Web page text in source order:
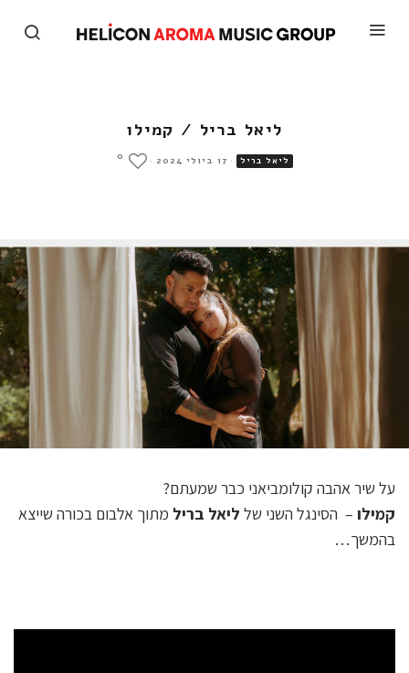
ליאל בריל / קמילו
ליאל בריל · 17 ביולי 2024 ·
0
על שיר אהבה קולומביאני כבר שמעתם?
קמילו – הסינגל השני של ליאל בריל מתוך אלבום בכורה שייצא
בהמשך…